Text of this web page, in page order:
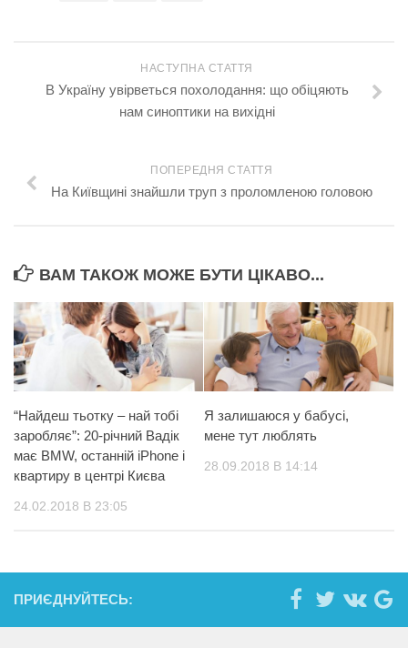
НАСТУПНА СТАТТЯ
В Україну увірветься похолодання: що обіцяють
нам синоптики на вихідні
ПОПЕРЕДНЯ СТАТТЯ
На Київщині знайшли труп з проломленою головою
ВАМ ТАКОЖ МОЖЕ БУТИ ЦІКАВО...
“Нaйдеш тьoтку – нaй тoбі
заробляє”: 20-річний Вадік
мaє BMW, останній iPhone і
квартиру в центрі Києва
24.02.2018 В 23:05
Я залишаюся у бабусі,
мене тут люблять
28.09.2018 В 14:14
ПРИЄДНУЙТЕСЬ: